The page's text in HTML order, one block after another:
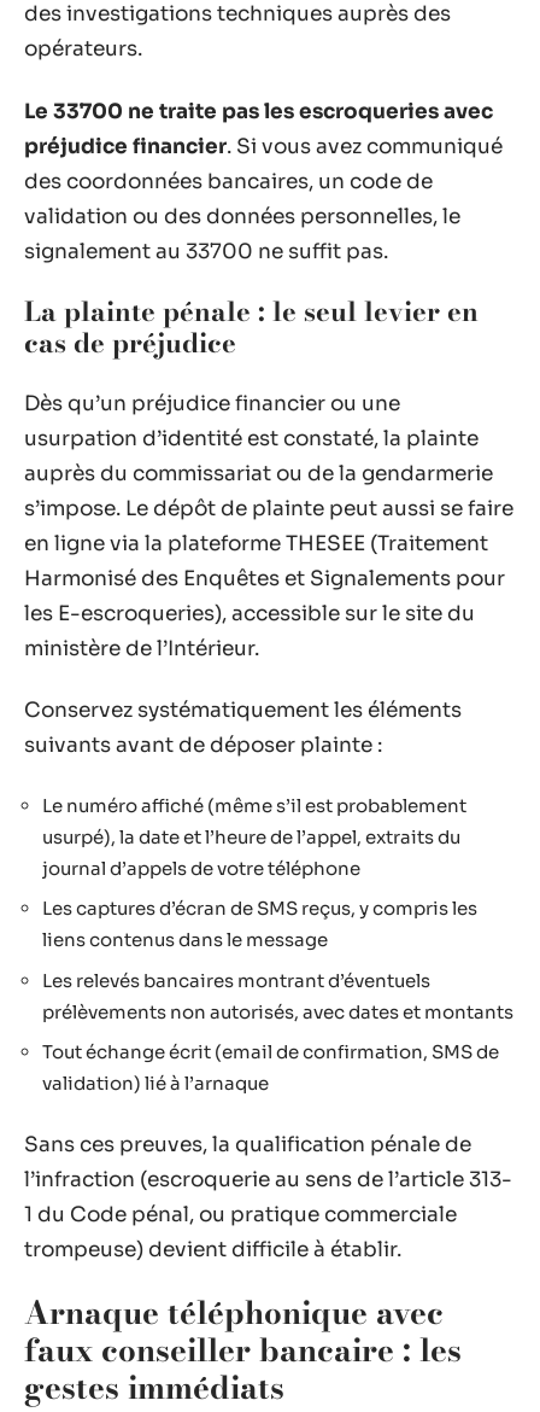
des investigations techniques auprès des
opérateurs.
Le 33700 ne traite pas les escroqueries avec
préjudice financier. Si vous avez communiqué
des coordonnées bancaires, un code de
validation ou des données personnelles, le
signalement au 33700 ne suffit pas.
La plainte pénale : le seul levier en
cas de préjudice
Dès qu’un préjudice financier ou une
usurpation d’identité est constaté, la plainte
auprès du commissariat ou de la gendarmerie
s’impose. Le dépôt de plainte peut aussi se faire
en ligne via la plateforme THESEE (Traitement
Harmonisé des Enquêtes et Signalements pour
les E-escroqueries), accessible sur le site du
ministère de l’Intérieur.
Conservez systématiquement les éléments
suivants avant de déposer plainte :
Le numéro affiché (même s’il est probablement
usurpé), la date et l’heure de l’appel, extraits du
journal d’appels de votre téléphone
Les captures d’écran de SMS reçus, y compris les
liens contenus dans le message
Les relevés bancaires montrant d’éventuels
prélèvements non autorisés, avec dates et montants
Tout échange écrit (email de confirmation, SMS de
validation) lié à l’arnaque
Sans ces preuves, la qualification pénale de
l’infraction (escroquerie au sens de l’article 313-
1 du Code pénal, ou pratique commerciale
trompeuse) devient difficile à établir.
Arnaque téléphonique avec
faux conseiller bancaire : les
gestes immédiats